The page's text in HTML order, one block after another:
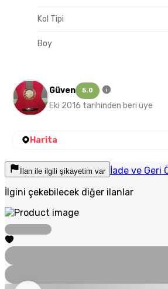
Kol Tipi
Boy
Güven 5.0
Eki 2016 tarihinden beri üye
Harita
İlan ile ilgili şikayetim var İade ve Geri
İlgini çekebilecek diğer ilanlar